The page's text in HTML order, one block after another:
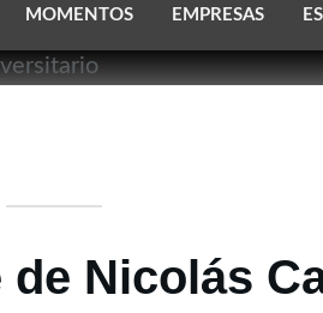
MOMENTOS EMPRESAS
Nicolás